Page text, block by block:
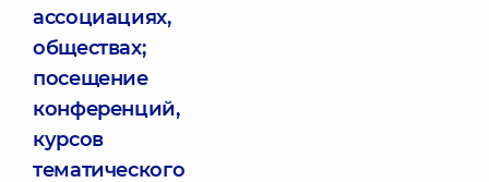
ассоциациях,
обществах;
посещение
конференций,
курсов
тематического